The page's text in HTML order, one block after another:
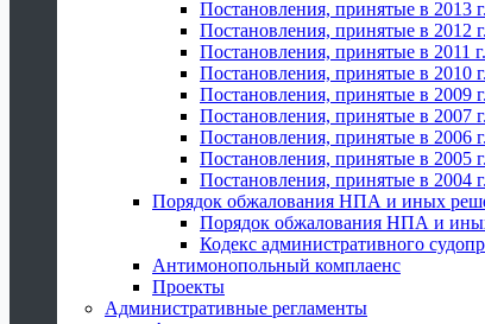
Постановления, принятые в 2013 г.
Постановления, принятые в 2012 г.
Постановления, принятые в 2011 г.
Постановления, принятые в 2010 г.
Постановления, принятые в 2009 г.
Постановления, принятые в 2007 г.
Постановления, принятые в 2006 г.
Постановления, принятые в 2005 г.
Постановления, принятые в 2004 г.
Порядок обжалования НПА и иных
Порядок обжалования НПА и
Кодекс административного
Антимонопольный комплаенс
Проекты
Административные регламенты